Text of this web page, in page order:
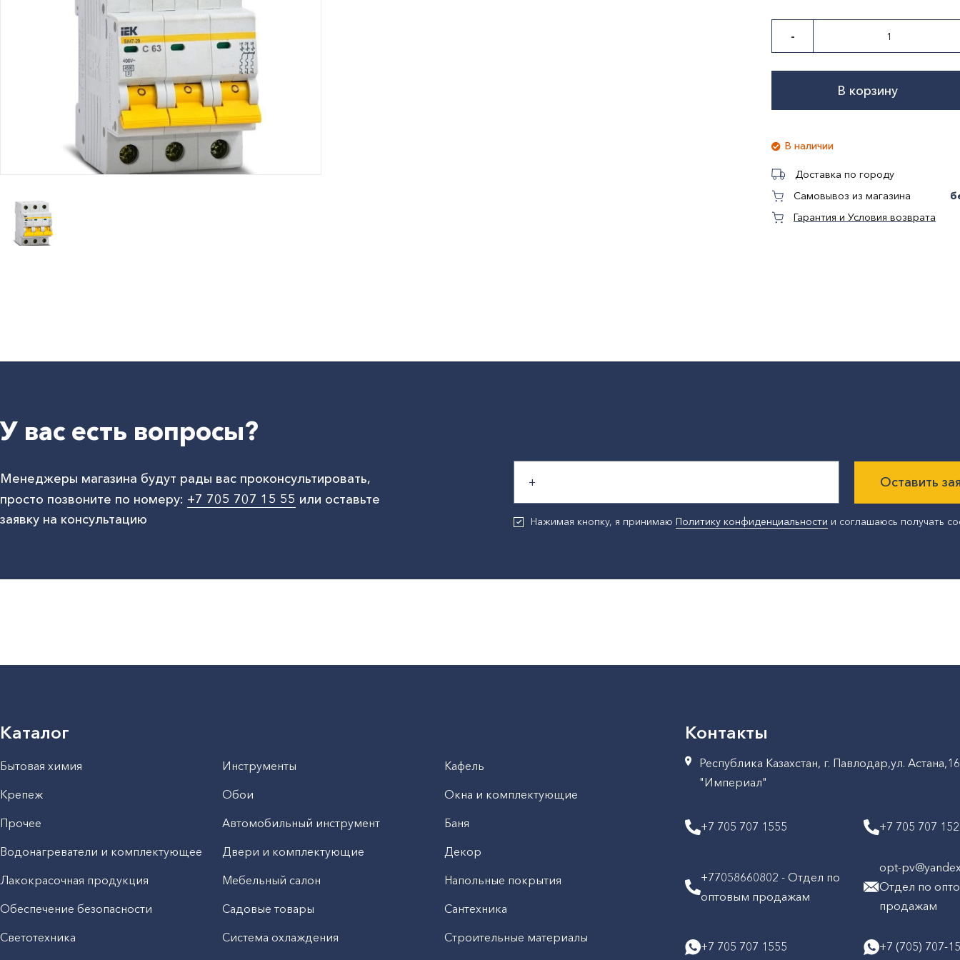
Юридическим
лицам
Часто
задаваемые
вопросы
-
В корзину
В наличии
Доставка по городу
Самовывоз из магазина
Гарантия и Условия возврата
У вас есть вопросы?
Менеджеры магазина будут рады вас проконсультировать,
просто позвоните по номеру: +7 705 707 15 55 или оставьте
заявку на консультацию
Оставить
Нажимая кнопку, я принимаюПолитику конфиденциальности и соглашаюсь получать
Каталог
Бытовая химия Инструменты
Кафель
Крепеж
Обои
Окна и комплектующие
Прочее
Автомобильный инструмент
Баня
Водонагреватели и комплектующее
Двери и комплектующие
Декор
Лакокрасочная продукция
Мебельный салон
Напольные покрытия
Обеспечение безопасности
Садовые товары
Сантехника
Светотехника
Система охлаждения
Строительные материалы
Контакты
Республика Казахстан, г. Павлодар,ул.
"Империал"
+7 705 707 1555 +7 705 707
+77058660802 - Отдел по
оптовым продажам
opt-
Отдел по
продажам
+7 705 707 1555 +7 (705) 707-